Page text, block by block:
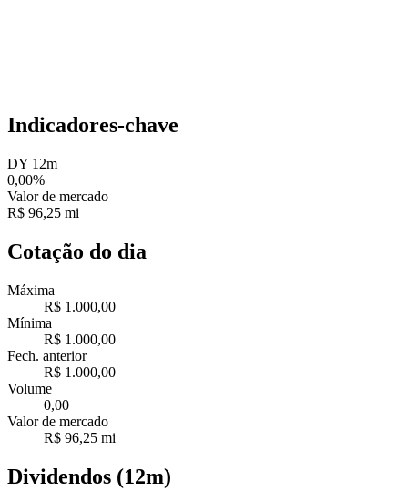
Indicadores-chave
DY 12m
0,00%
Valor de mercado
R$ 96,25 mi
Cotação do dia
Máxima
R$ 1.000,00
Mínima
R$ 1.000,00
Fech. anterior
R$ 1.000,00
Volume
0,00
Valor de mercado
R$ 96,25 mi
Dividendos (12m)